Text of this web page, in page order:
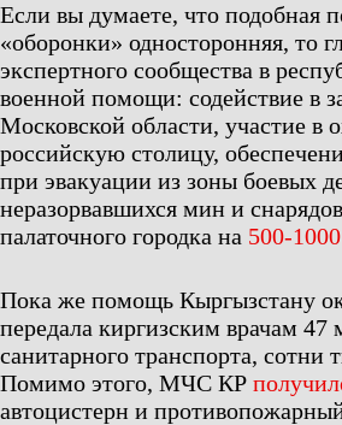
Если вы думаете, что подобная
«оборонки» односторонняя, то
экспертного сообщества в
военной помощи: содействие в
Московской области, участие в
российскую столицу,
при эвакуации из зоны боевых
неразорвавшихся мин и
палаточного городка на 500-1000
Пока же помощь Кыргызстану
передала киргизским врачам
санитарного транспорта, сотни
Помимо этого, МЧС КР
автоцистерн и